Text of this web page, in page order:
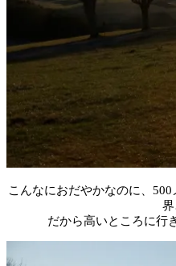
こんなにおだやかなのに、
界
だから高いところに行